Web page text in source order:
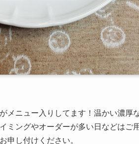
ニュー入りしてます！温かい濃厚
ングやオーダーが多い日などはご
申し付けください。